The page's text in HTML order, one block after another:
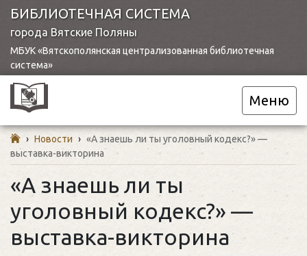
БИБЛИОТЕЧНАЯ СИСТЕМА
города Вятские Поляны
МБУК «Вятскополянская централизованная библиотечная
система»
Меню
› Новости › «А знаешь ли ты уголовный кодекс?» —
выставка-викторина
«А знаешь ли ты
уголовный кодекс?» —
выставка-викторина